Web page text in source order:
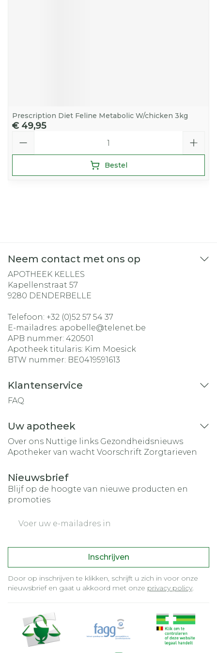
Prescription Diet Feline Metabolic W/chicken 3kg
€ 49,95
Bestel
Neem contact met ons op
APOTHEEK KELLES
Kapellenstraat 57
9280 DENDERBELLE
Telefoon: +32 (0)52 57 54 37
E-mailadres: apobelle@telenet.be
APB nummer: 420501
Apotheek titularis: Kim Moesick
BTW nummer: BE0419591613
Klantenservice
FAQ
Uw apotheek
Over ons Nuttige links Gezondheidsnieuws
Apotheker van wacht Voorschrift Zorgtarieven
Nieuwsbrief
Blijf op de hoogte van nieuwe producten en
promoties
Inschrijven
Door op inschrijven te klikken, schrijft u zich in voor onze
nieuwsbrief en gaat u akkoord met onze privacy policy.